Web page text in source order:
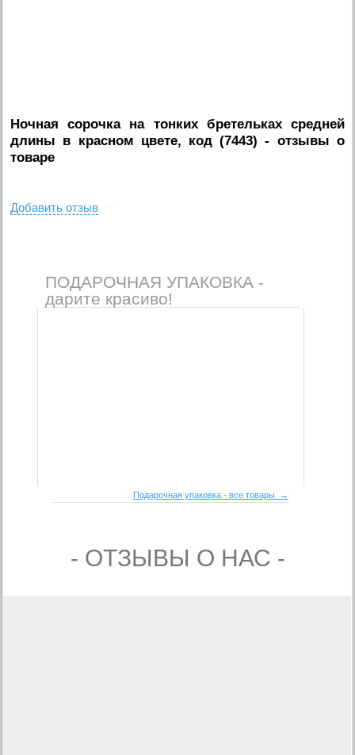
Ночная сорочка на тонких бретельках средней
длины в красном цвете, код (7443) - отзывы о
товаре
Добавить отзыв
ПОДАРОЧНАЯ УПАКОВКА -
дарите красиво!
Подарочная упаковка - все товары →
- ОТЗЫВЫ О НАС -